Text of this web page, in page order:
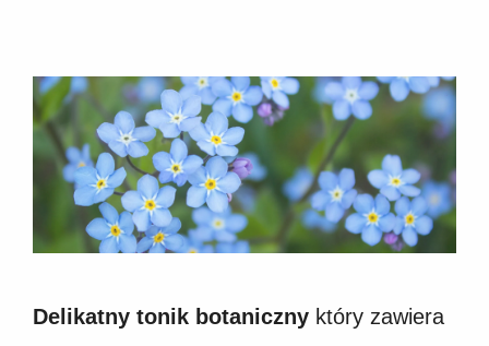
Delikatny tonik botaniczny który zawiera